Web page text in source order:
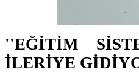
''EĞİTİM
İLERİYE